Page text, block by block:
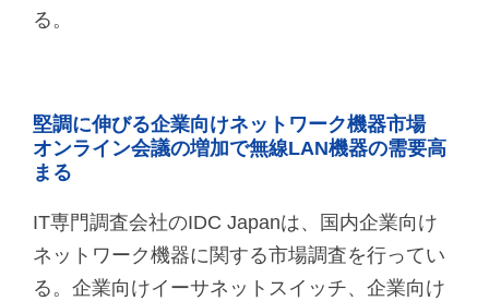
る。
堅調に伸びる企業向けネットワーク機器市場
オンライン会議の増加で無線LAN機器の需要高
まる
IT専門調査会社のIDC Japanは、国内企業向け
ネットワーク機器に関する市場調査を行ってい
る。企業向けイーサネットスイッチ、企業向け